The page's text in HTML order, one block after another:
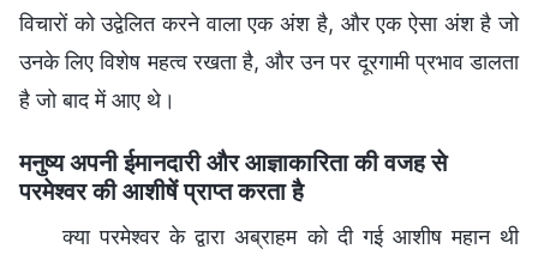
विचारों को उद्वेलित करने वाला एक अंश है, और एक ऐसा अंश है जो
उनके लिए विशेष महत्व रखता है, और उन पर दूरगामी प्रभाव डालता
है जो बाद में आए थे।
मनुष्य अपनी ईमानदारी और आज्ञाकारिता की वजह से
परमेश्वर की आशीषें प्राप्त करता है
क्या परमेश्वर के द्वारा अब्राहम को दी गई आशीष महान थी